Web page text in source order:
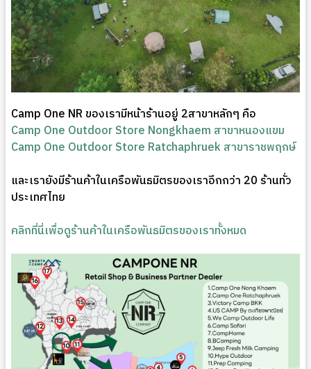
Camp One NR ของเรามีหน้าร้านอยู่ 2สาขาหลักๆ คือ
Camp One Outdoor Store Nongkhaem สาขาหนองแขม
Camp One Outdoor Store Ratchaphruek สาขาราชพฤกษ์
และเรายังมีร้านค้าในเครือพันธมิตรของเราอีกกว่า 20 ร้านทั่ว
ประเทศไทย
คลิกที่นี่เพื่อดูร้านค้าในเครือพันธมิตรของเราทั้งหมด